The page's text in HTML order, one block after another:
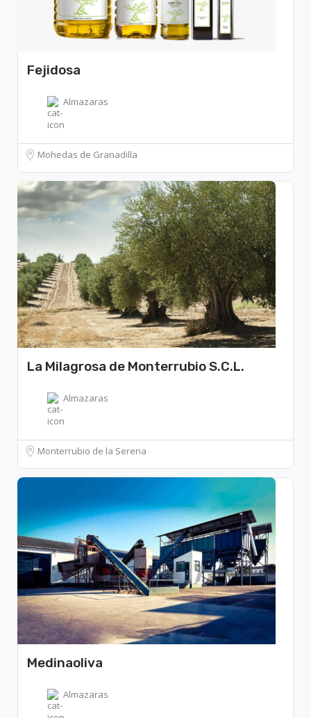
Fejidosa
Almazaras
Mohedas de Granadilla
La Milagrosa de Monterrubio S.C.L.
Almazaras
Monterrubio de la Serena
Medinaoliva
Almazaras